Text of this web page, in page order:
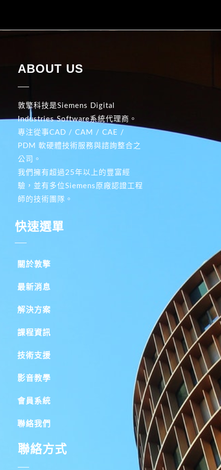
ABOUT US
敦擎科技是Siemens Digital
Industries Software系統代理商。
專注從事CAD / CAM / CAE /
PDM 軟硬體技術服務與諮詢整合之
公司。
我們擁有超過25年以上的豐富經
驗，並有多位Siemens原廠認證工程
師的技術團隊。
快速選單
關於敦擎
最新消息
解決方案
課程資訊
技術支援
影音教學
會員系統
聯絡我們
聯絡方式